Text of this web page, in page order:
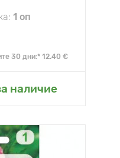
1 оп
30 дни:* 12.40 €
наличие